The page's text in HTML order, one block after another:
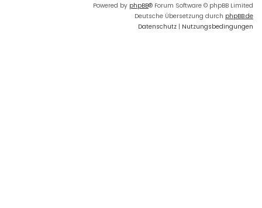
Powered by phpBB® Forum Software © phpBB Limited
Deutsche Übersetzung durch phpBB.de
Datenschutz | Nutzungsbedingungen